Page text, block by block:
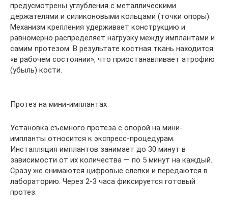
предусмотрены углубления с металлическими
держателями и силиконовыми кольцами (точки опоры).
Механизм крепления удерживает конструкцию и
равномерно распределяет нагрузку между имплантами и
самим протезом. В результате костная ткань находится
«в рабочем состоянии», что приостанавливает атрофию
(убыль) кости.
Протез на мини-имплантах
Установка съемного протеза с опорой на мини-
импланты относится к экспресс-процедурам.
Инсталляция имплантов занимает до 30 минут в
зависимости от их количества — по 5 минут на каждый.
Сразу же снимаются цифровые слепки и передаются в
лабораторию. Через 2-3 часа фиксируется готовый
протез.